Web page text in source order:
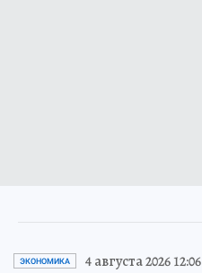
ЭКОНОМИКА 4 августа 2026 12:06